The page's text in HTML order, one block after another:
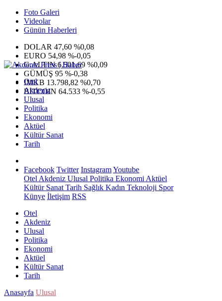
Foto Galeri
Videolar
Günün Haberleri
DOLAR 47,60 %0,08
EURO 54,98 %-0,05
G.ALTIN6.501,69 %0,09
GÜMÜŞ 95 %-0,38
IMKB 13.798,82 %0,70
BITCOIN 64.533 %-0,55
Otel
Akdeniz
Ulusal
Politika
Ekonomi
Aktüel
Kültür Sanat
Tarih
Facebook Twitter InstagramYoutube
Otel Akdeniz Ulusal Politika Ekonomi Aktüel
Kültür Sanat Tarih Sağlık Kadın Teknoloji Spor
Künye İletişim RSS
Otel
Akdeniz
Ulusal
Politika
Ekonomi
Aktüel
Kültür Sanat
Tarih
Anasayfa Ulusal